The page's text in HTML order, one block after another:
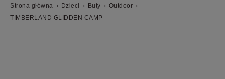
Strona główna › Dzieci › Buty › Outdoor ›
TIMBERLAND GLIDDEN CAMP